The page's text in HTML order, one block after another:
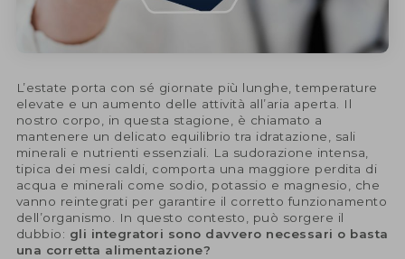
L’estate porta con sé giornate più lunghe, temperature
elevate e un aumento delle attività all’aria aperta. Il
nostro corpo, in questa stagione, è chiamato a
mantenere un delicato equilibrio tra idratazione, sali
minerali e nutrienti essenziali. La sudorazione intensa,
tipica dei mesi caldi, comporta una maggiore perdita di
acqua e minerali come sodio, potassio e magnesio, che
vanno reintegrati per garantire il corretto funzionamento
dell’organismo. In questo contesto, può sorgere il
dubbio: gli integratori sono davvero necessari o basta
una corretta alimentazione?